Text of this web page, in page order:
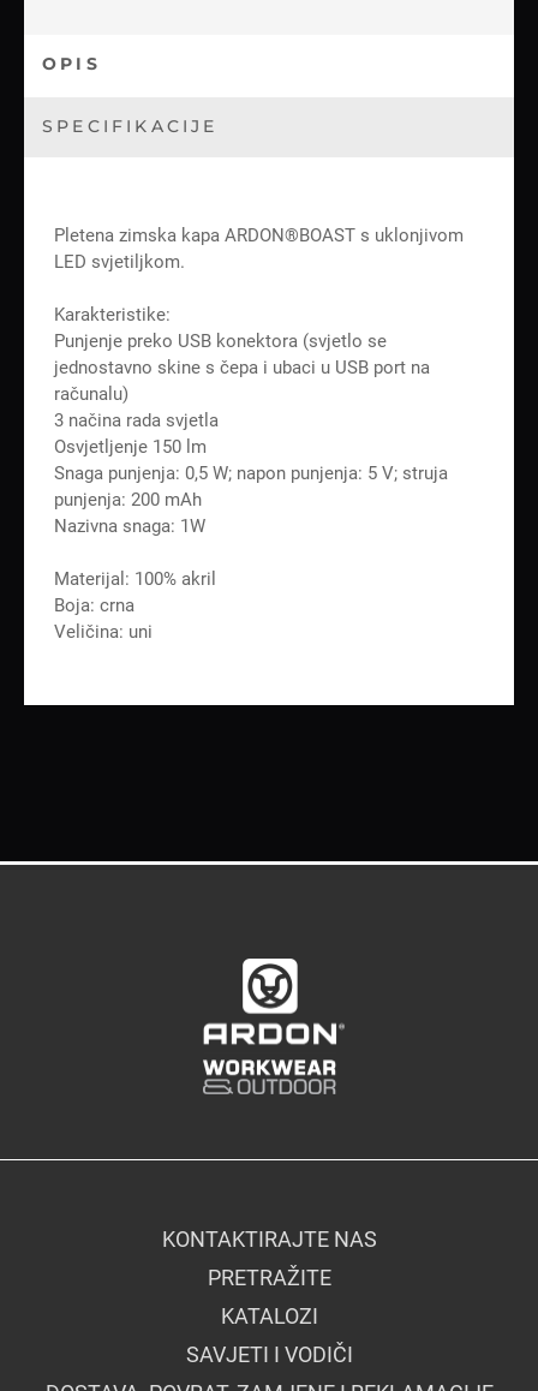
OPIS
SPECIFIKACIJE
Pletena zimska kapa ARDON®BOAST s uklonjivom
LED svjetiljkom.
Karakteristike:
Punjenje preko USB konektora (svjetlo se
jednostavno skine s čepa i ubaci u USB port na
računalu)
3 načina rada svjetla
Osvjetljenje 150 lm
Snaga punjenja: 0,5 W; napon punjenja: 5 V; struja
punjenja: 200 mAh
Nazivna snaga: 1W
Materijal: 100% akril
Boja: crna
Veličina: uni
KONTAKTIRAJTE NAS
PRETRAŽITE
KATALOZI
SAVJETI I VODIČI